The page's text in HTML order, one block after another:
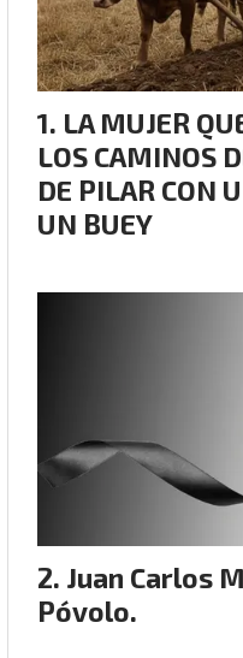
LA MUJER
LOS CAMINOS
DE PILAR CON
UN BUEY
Juan Carlos
Póvolo.